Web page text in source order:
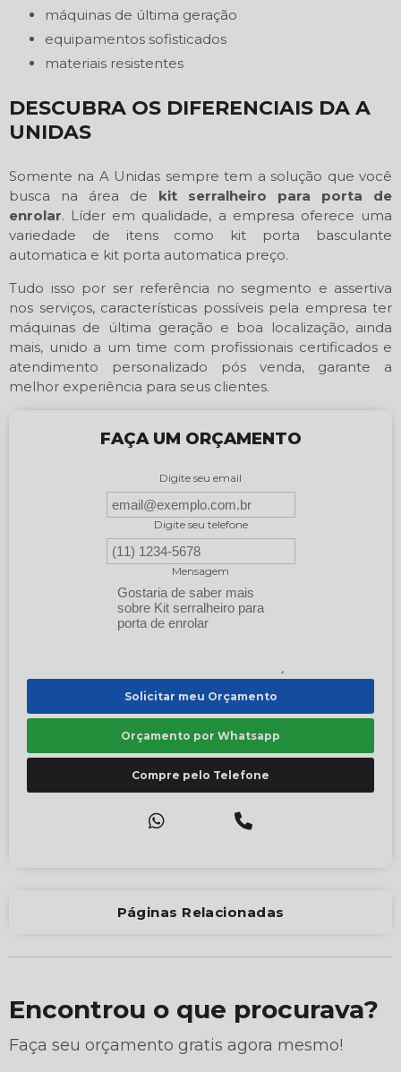
máquinas de última geração
equipamentos sofisticados
materiais resistentes
DESCUBRA OS DIFERENCIAIS DA A
UNIDAS
Somente na A Unidas sempre tem a solução que você
busca na área de kit serralheiro para porta de
enrolar. Líder em qualidade, a empresa oferece uma
variedade de itens como kit porta basculante
automatica e kit porta automatica preço.
Tudo isso por ser referência no segmento e assertiva
nos serviços, características possíveis pela empresa ter
máquinas de última geração e boa localização, ainda
mais, unido a um time com profissionais certificados e
atendimento personalizado pós venda, garante a
melhor experiência para seus clientes.
FAÇA UM ORÇAMENTO
Digite seu email
Digite seu telefone
Mensagem
Solicitar meu Orçamento
Orçamento por Whatsapp
Compre pelo Telefone
Páginas Relacionadas
Encontrou o que procurava?
Faça seu orçamento gratis agora mesmo!